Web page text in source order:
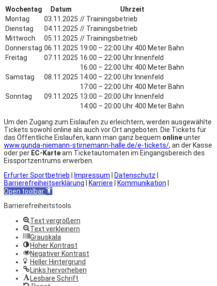
Wochentag Datum
Uhrzeit
Montag
03.11.2025 // Trainingsbetrieb
Dienstag
04.11.2025 // Trainingsbetrieb
Mittwoch
05.11.2025 // Trainingsbetrieb
Donnerstag 06.11.2025 19:00 – 22:00 Uhr 400 Meter Bahn
Freitag
07.11.2025 16:00 – 22:00 Uhr Innenfeld
16:00 – 22:00 Uhr 400 Meter Bahn
Samstag
08.11.2025 14:00 – 22:00 Uhr Innenfeld
17:00 – 22:00 Uhr 400 Meter Bahn
Sonntag
09.11.2025 13:00 – 20:00 Uhr Innenfeld
14:00 – 20:00 Uhr 400 Meter Bahn
Um den Zugang zum Eislaufen zu erleichtern, werden ausgewählte
Tickets sowohl online als auch vor Ort angeboten. Die Tickets für
das Öffentliche Eislaufen, kann man ganz bequem onlineunter
www.gunda-niemann-stirnemann-halle.de/e-tickets/, an der Kasse
oder per EC-Karteam Ticketautomaten im Eingangsbereich des
Eissportzentrums erwerben.
Erfurter Sportbetrieb | Impressum | Datenschutz |
Barrierefreiheitserklärung | Karriere | Kommunikation |
Open toolbar
Barrierefreiheitstools
Text vergrößern
Text verkleinern
Grauskala
Hoher Kontrast
Negativer Kontrast
Heller Hintergrund
Links hervorheben
Lesbare Schrift